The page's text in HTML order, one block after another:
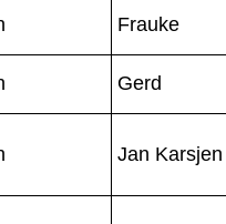
Frauke
Gerd
Jan Karsjen